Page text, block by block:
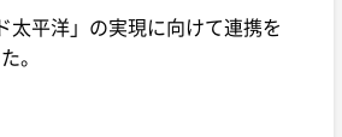
平洋」の実現に向けて連携を
。